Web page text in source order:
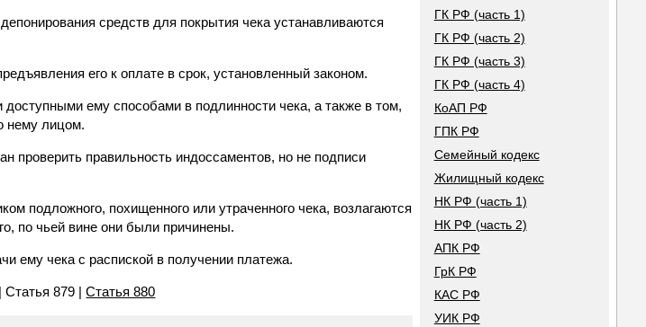
средств для покрытия чека устанавливаются
его к оплате в срок, установленный законом.
ему способами в подлинности чека, а также в том,
нему лицом.
проверить правильность индоссаментов, но не подписи
подложного, похищенного или утраченного чека, возлагаются
по чьей вине они были причинены.
ему чека с распиской в получении платежа.
| Статья 879 |Статья 880
ГК РФ (часть 1)
ГК РФ (часть 2)
ГК РФ (часть 3)
ГК РФ (часть 4)
КоАП РФ
ГПК РФ
Семейный кодекс
Жилищный кодекс
НК РФ (часть 1)
НК РФ (часть 2)
АПК РФ
ГрК РФ
КАС РФ
УИК РФ